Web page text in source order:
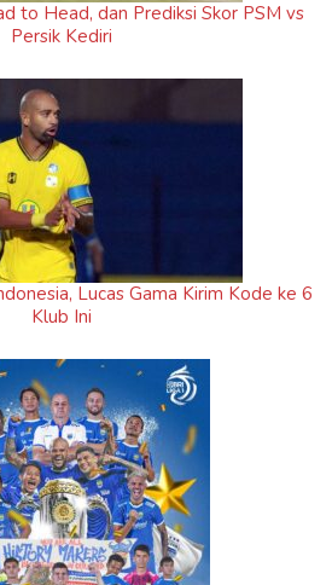
to Head, dan Prediksi Skor PSM vs
Persik Kediri
Lucas Gama Kirim Kode ke 6
Klub Ini